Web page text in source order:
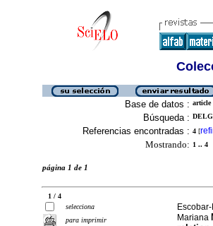
Base de datos : article
Búsqueda :
Referencias encontradas : 4 [
Mostrando: 1 .. 4
página 1 de 1
1 / 4
selecciona
para imprimir
Mariana